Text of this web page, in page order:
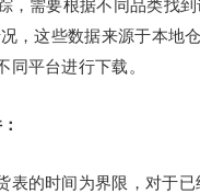
，需要根据不同品类找到
，这些数据来源于本地
同平台进行下载。
表的时间为界限，对于